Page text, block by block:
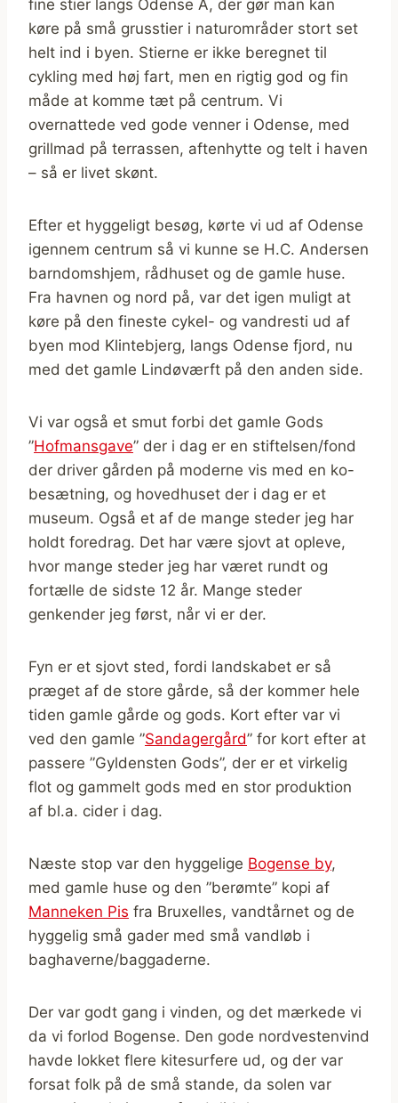
fine stier langs Odense Å, der gør man kan
køre på små grusstier i naturområder stort set
helt ind i byen. Stierne er ikke beregnet til
cykling med høj fart, men en rigtig god og fin
måde at komme tæt på centrum. Vi
overnattede ved gode venner i Odense, med
grillmad på terrassen, aftenhytte og telt i haven
– så er livet skønt.
Efter et hyggeligt besøg, kørte vi ud af Odense
igennem centrum så vi kunne se H.C. Andersen
barndomshjem, rådhuset og de gamle huse.
Fra havnen og nord på, var det igen muligt at
køre på den fineste cykel- og vandresti ud af
byen mod Klintebjerg, langs Odense fjord, nu
med det gamle Lindøværft på den anden side.
Vi var også et smut forbi det gamle Gods
”Hofmansgave” der i dag er en stiftelsen/fond
der driver gården på moderne vis med en ko-
besætning, og hovedhuset der i dag er et
museum. Også et af de mange steder jeg har
holdt foredrag. Det har være sjovt at opleve,
hvor mange steder jeg har været rundt og
fortælle de sidste 12 år. Mange steder
genkender jeg først, når vi er der.
Fyn er et sjovt sted, fordi landskabet er så
præget af de store gårde, så der kommer hele
tiden gamle gårde og gods. Kort efter var vi
ved den gamle ”Sandagergård” for kort efter at
passere ”Gyldensten Gods”, der er et virkelig
flot og gammelt gods med en stor produktion
af bl.a. cider i dag.
Næste stop var den hyggelige Bogense by,
med gamle huse og den ”berømte” kopi af
Manneken Pis fra Bruxelles, vandtårnet og de
hyggelig små gader med små vandløb i
baghaverne/baggaderne.
Der var godt gang i vinden, og det mærkede vi
da vi forlod Bogense. Den gode nordvestenvind
havde lokket flere kitesurfere ud, og der var
forsat folk på de små stande, da solen var